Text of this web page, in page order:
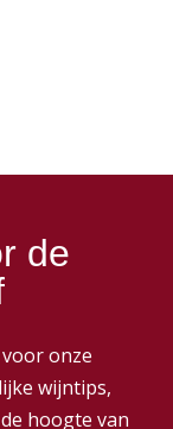
de
onze
wijntips,
hoogte van